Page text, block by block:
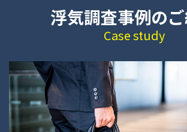
浮気調査事例の
Case study